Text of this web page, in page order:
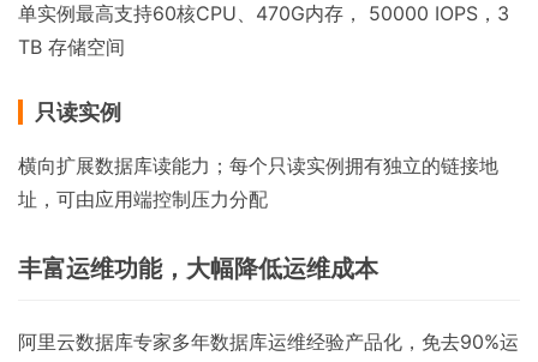
单实例最高支持60核CPU、470G内存， 50000 IOPS，3
TB 存储空间
只读实例
横向扩展数据库读能力；每个只读实例拥有独立的链接地
址，可由应用端控制压力分配
丰富运维功能，大幅降低运维成本
阿里云数据库专家多年数据库运维经验产品化，免去90%运